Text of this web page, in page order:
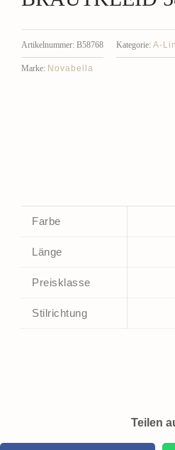
Artikelnummer: B58768 Kategorie: A-
Marke: Novabella
Farbe
Länge
Preisklasse
Stilrichtung
Teilen